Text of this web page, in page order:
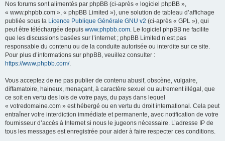
Nos forums sont alimentés par phpBB (ci-après « logiciel phpBB »,
« www.phpbb.com », « phpBB Limited »), une solution de tableau d’affichage
publiée sous la Licence Publique Générale GNU v2 (ci-après « GPL »), qui
peut être téléchargée depuis www.phpbb.com. Le logiciel phpBB ne facilite
que les discussions basées sur l’internet ; phpBB Limited n’est pas
responsable du contenu ou de la conduite autorisée ou interdite sur ce site.
Pour plus d’informations sur phpBB, veuillez consulter :
https://www.phpbb.com/.
Vous acceptez de ne pas publier de contenu abusif, obscène, vulgaire,
diffamatoire, haineux, menaçant, à caractère sexuel ou autrement illégal, que
ce soit en vertu des lois de votre pays, du pays dans lequel
« votredomaine.com » est hébergé ou en vertu du droit international. Cela peut
entraîner votre interdiction immédiate et permanente, avec notification de votre
fournisseur d’accès à Internet si nous le jugeons nécessaire. L’adresse IP de
tous les messages est enregistrée pour aider à faire respecter ces conditions.